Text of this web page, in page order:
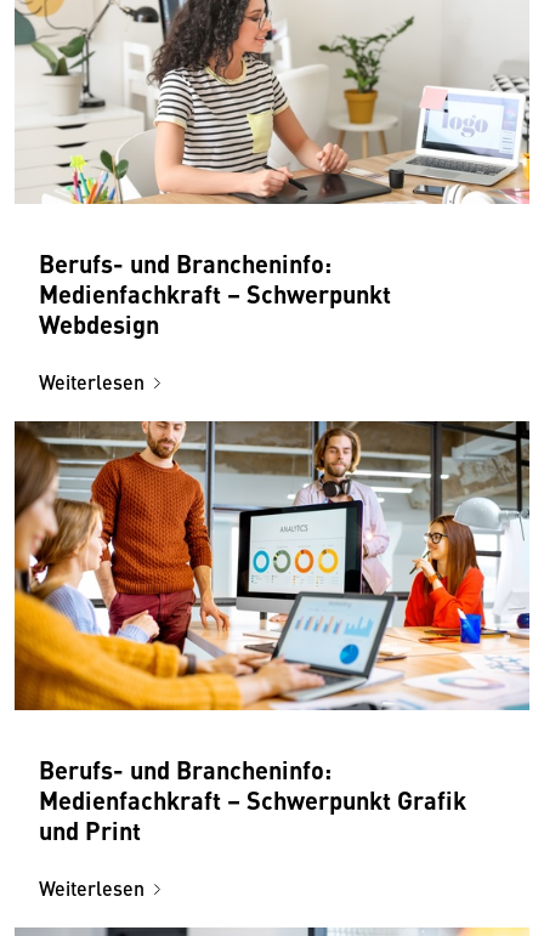
Berufs- und Brancheninfo:
Medienfachkraft – Schwerpunkt
Webdesign
Weiterlesen
Berufs- und Brancheninfo:
Medienfachkraft – Schwerpunkt Grafik
und Print
Weiterlesen